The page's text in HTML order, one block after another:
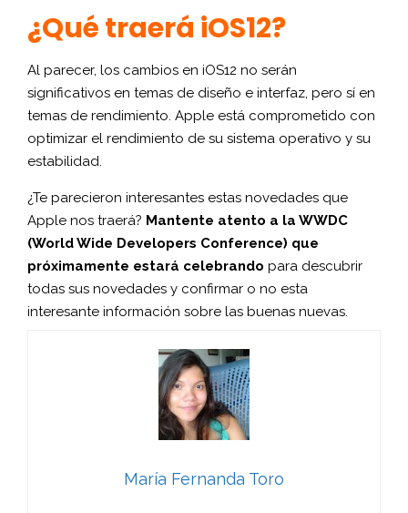
¿Qué traerá iOS12?
Al parecer, los cambios en iOS12 no serán
significativos en temas de diseño e interfaz, pero sí en
temas de rendimiento. Apple está comprometido con
optimizar el rendimiento de su sistema operativo y su
estabilidad.
¿Te parecieron interesantes estas novedades que
Apple nos traerá? Mantente atento a la WWDC
(World Wide Developers Conference) que
próximamente estará celebrando para descubrir
todas sus novedades y confirmar o no esta
interesante información sobre las buenas nuevas.
María Fernanda Toro